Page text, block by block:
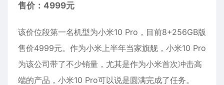
售价：4999元
该价位段第一名机型为小米10 Pro，目前8+256GB版
售价4999元。作为小米上半年当家旗舰，小米10 Pro
为该公司带了不少销量，尤其是作为小米首次冲击高
端的产品，小米10 Pro可以说是圆满完成了任务。